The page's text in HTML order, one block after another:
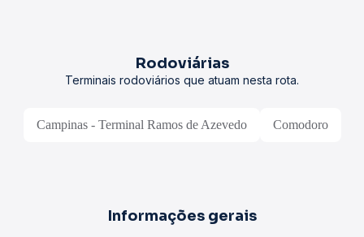
Rodoviárias
Terminais rodoviários que atuam nesta rota.
Campinas - Terminal Ramos de Azevedo Comodoro
Informações gerais